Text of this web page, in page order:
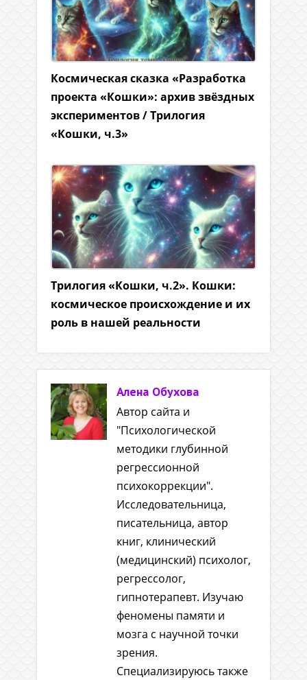
Космическая сказка «Разработка
проекта «Кошки»: архив звёздных
экспериментов / Трилогия
«Кошки, ч.3»
Трилогия «Кошки, ч.2». Кошки:
космическое происхождение и их
роль в нашей реальности
Алена Обухова
Автор сайта и
"Психологической
методики глубинной
регрессионной
психокоррекции".
Исследовательница,
писательница, автор
книг, клинический
(медицинский) психолог,
регрессолог,
гипнотерапевт. Изучаю
феномены памяти и
мозга с научной точки
зрения.
Специализируюсь также